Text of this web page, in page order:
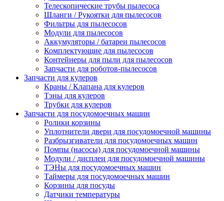
Телескопические трубы пылесоса
Шланги / Рукоятки для пылесосов
Фильтры для пылесосов
Модули для пылесосов
Аккумуляторы / батареи пылесосов
Комплектующие для пылесосов
Контейнеры для пыли для пылесосов
Запчасти для роботов-пылесосов
Запчасти для кулеров
Краны / Клапана для кулеров
Тэны для кулеров
Трубки для кулеров
Запчасти для посудомоечных машин
Ролики корзины
Уплотнители двери для посудомоечной машины
Разбрызгиватели для посудомоечных машин
Помпы (насосы) для посудомоечной машины
Модули / дисплеи для посудомоечной машины
ТЭНы для посудомоечных машин
Таймеры для посудомоечных машин
Корзины для посуды
Датчики температуры